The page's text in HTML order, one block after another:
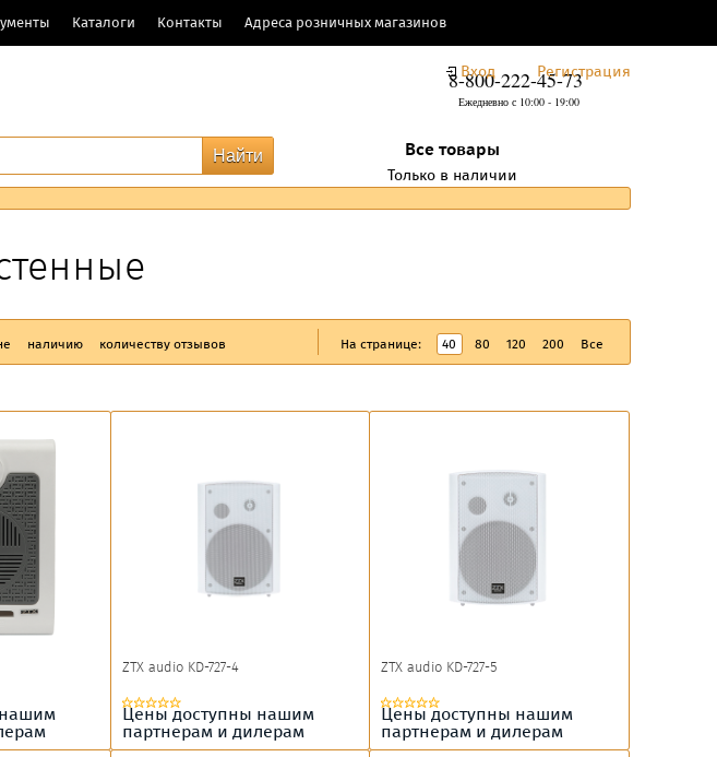
Каталоги Контакты Адреса розничных магазинов
Вход Регистрация
8-800-222-45-73
Ежедневно с 10:00 - 19:00
Все товары
Только в наличии
наличию количеству отзывов На странице: 40 80 120 200 Все
ZTX audio KD-727-4
Цены доступны нашим
партнерам и дилерам
ZTX audio KD-727-5
Цены доступны нашим
партнерам и дилерам